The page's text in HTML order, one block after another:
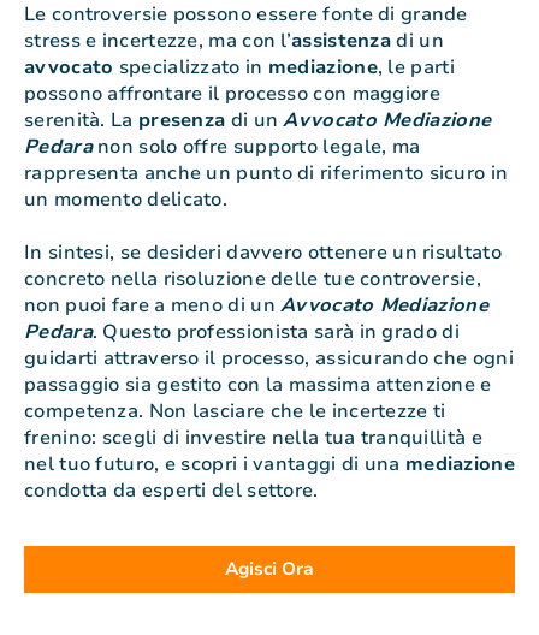
Le controversie possono essere fonte di grande
stress e incertezze, ma con l’assistenzadi un
avvocato specializzato in mediazione, le parti
possono affrontare il processo con maggiore
serenità. La presenza di unAvvocato Mediazione
Pedaranon solo offre supporto legale, ma
rappresenta anche un punto di riferimento sicuro in
un momento delicato.
In sintesi, se desideri davvero ottenere un risultato
concreto nella risoluzione delle tue controversie,
non puoi fare a meno di unAvvocato Mediazione
Pedara. Questo professionista sarà in grado di
guidarti attraverso il processo, assicurando che ogni
passaggio sia gestito con la massima attenzione e
competenza. Non lasciare che le incertezze ti
frenino: scegli di investire nella tua tranquillità e
nel tuo futuro, e scopri i vantaggi di una mediazione
condotta da esperti del settore.
Agisci Ora